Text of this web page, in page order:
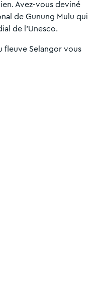
Avez-vous deviné
de Gunung Mulu qui
de l’Unesco.
fleuve Selangor vous